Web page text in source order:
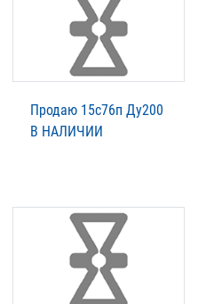
Продаю 15с76п Ду200
В НАЛИЧИИ